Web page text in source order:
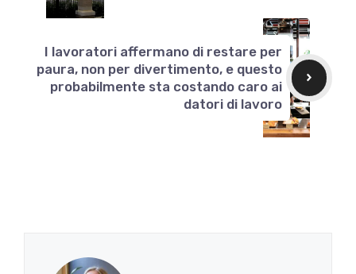
I lavoratori affermano di restare per
paura, non per divertimento, e questo
probabilmente sta costando caro ai
datori di lavoro